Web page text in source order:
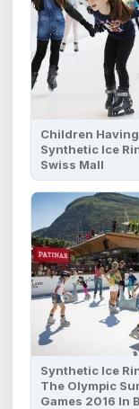
Children
Synthetic Ice
Swiss Mall
Synthetic Ice
The Olympic
Games 2016 In